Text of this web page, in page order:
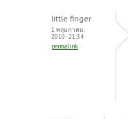
little finger
1 พฤษภาคม,
2010 - 21:34
permalink